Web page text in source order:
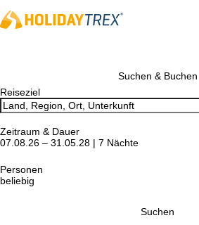
Suchen & Buchen
Reiseziel
Zeitraum & Dauer
07.08.26 – 31.05.28 | 7 Nächte
Personen
beliebig
Suchen